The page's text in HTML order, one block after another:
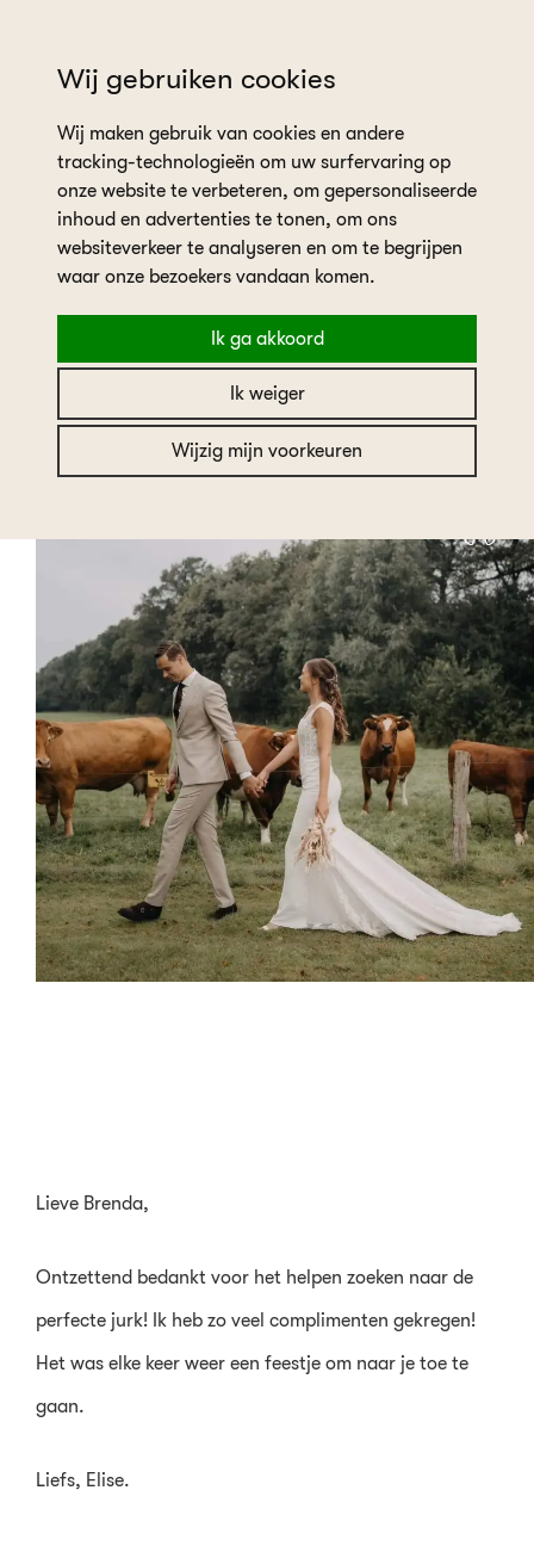
Wij gebruiken cookies
Wij maken gebruik van cookies en andere
tracking-technologieën om uw surfervaring op
onze website te verbeteren, om gepersonaliseerde
inhoud en advertenties te tonen, om ons
websiteverkeer te analyseren en om te begrijpen
waar onze bezoekers vandaan komen.
Ik ga akkoord
Ik weiger
Wijzig mijn voorkeuren
in the picture Real bride Elise
Real bride Elise
Lieve Brenda,
Ontzettend bedankt voor het helpen zoeken naar de
perfecte jurk! Ik heb zo veel complimenten gekregen!
Het was elke keer weer een feestje om naar je toe te
gaan.
Liefs, Elise.